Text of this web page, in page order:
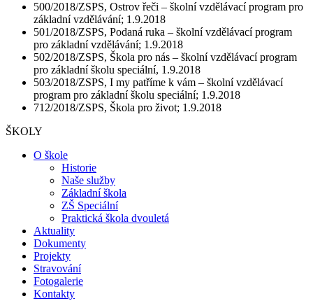
500/2018/ZSPS, Ostrov řeči – školní vzdělávací program pro
základní vzdělávání; 1.9.2018
501/2018/ZSPS, Podaná ruka – školní vzdělávací program
pro základní vzdělávání; 1.9.2018
502/2018/ZSPS, Škola pro nás – školní vzdělávací program
pro základní školu speciální, 1.9.2018
503/2018/ZSPS, I my patříme k vám – školní vzdělávací
program pro základní školu speciální; 1.9.2018
712/2018/ZSPS, Škola pro život; 1.9.2018
ŠKOLY
O škole
Historie
Naše služby
Základní škola
ZŠ Speciální
Praktická škola dvouletá
Aktuality
Dokumenty
Projekty
Stravování
Fotogalerie
Kontakty